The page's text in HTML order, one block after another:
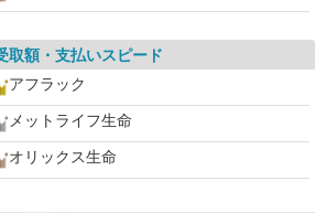
取額・支払いスピード
アフラック
メットライフ生命
オリックス生命